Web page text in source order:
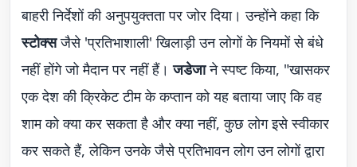
बाहरी निर्देशों की अनुपयुक्तता पर जोर दिया। उन्होंने कहा कि
स्टोक्सजैसे 'प्रतिभाशाली' खिलाड़ी उन लोगों के नियमों से बंधे
नहीं होंगे जो मैदान पर नहीं हैं।जडेजाने स्पष्ट किया, "खासकर
एक देश की क्रिकेट टीम के कप्तान को यह बताया जाए कि वह
शाम को क्या कर सकता है और क्या नहीं, कुछ लोग इसे स्वीकार
कर सकते हैं, लेकिन उनके जैसे प्रतिभावन लोग उन लोगों द्वारा